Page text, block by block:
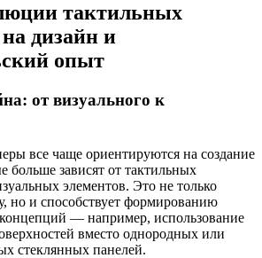
тактильных
дизайн и
опыт
от визуального к
все чаще ориентируются на создание
больше зависят от тактильных
элементов. Это не только
но и способствует формированию
— например, использование
вместо однородных или
стеклянных панелей.